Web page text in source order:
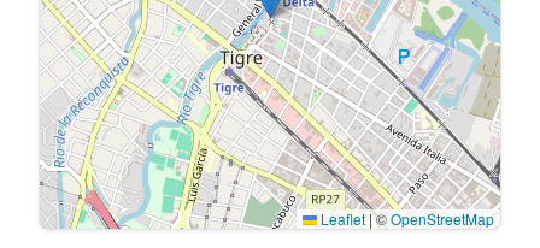
Leaflet |©OpenStreetMap